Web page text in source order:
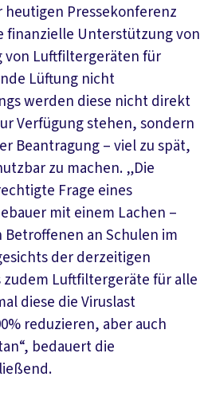
Pressekonferenz
finanzielle Unterstützung von
von Luftfiltergeräten für
Lüftung nicht
werden diese nicht direkt
Verfügung stehen, sondern
Beantragung – viel zu spät,
zu machen. „Die
Frage eines
mit einem Lachen –
Betroffenen an Schulen im
der derzeitigen
Luftfiltergeräte für alle
diese die Viruslast
reduzieren, aber auch
bedauert die